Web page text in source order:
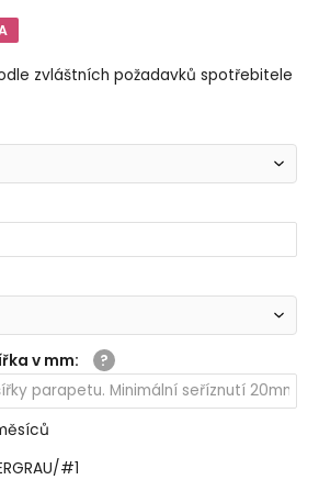
zvláštních požadavků spotřebitele
v mm:
#1